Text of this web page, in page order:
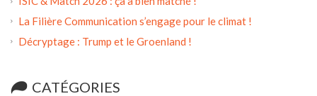
La Filière Communication s’engage pour le climat !
Décryptage : Trump et le Groenland !
CATÉGORIES